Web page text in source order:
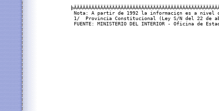
Nota: A partir de 1992 la informaci¢n es a nivel
1/  Provincia Constitucional (Ley S/N del 22 de